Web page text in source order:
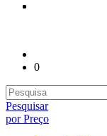
0
Pesquisar
por Preço